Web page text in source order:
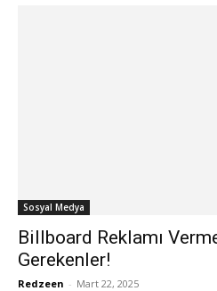
Sosyal Medya
Billboard Reklamı
Gerekenler!
Redzeen - Mart 22, 2025